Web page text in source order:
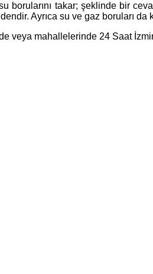
borularını takar; şeklinde bir
Ayrıca su ve gaz boruları da
veya mahallelerinde 24 Saat